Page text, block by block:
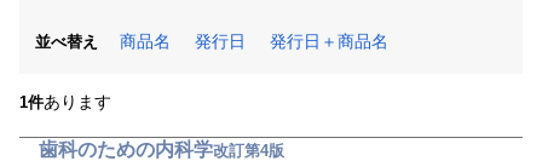
並べ替え 商品名 発行日 発行日＋商品名
1件あります
歯科のための内科学改訂第4版